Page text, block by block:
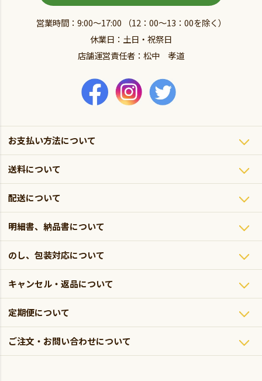
営業時間：9:00～17:00 （12：00～13：00を除く）
休業日：土日・祝祭日
店舗運営責任者：松中 孝道
お支払い方法について
送料について
配送について
明細書、納品書について
のし、包装対応について
キャンセル・返品について
定期便について
ご注文・お問い合わせについて